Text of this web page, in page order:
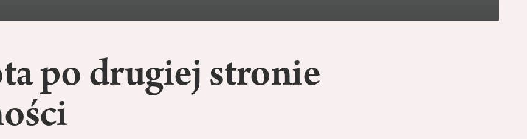
po drugiej stronie